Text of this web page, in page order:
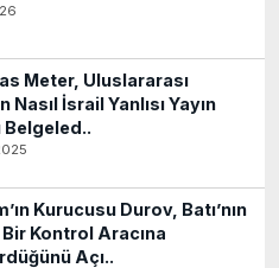
Meter, Uluslararası
Nasıl İsrail Yanlısı Yayın
Belgeled..
Kurucusu Durov, Batı’nın
Kontrol Aracına
Açı..